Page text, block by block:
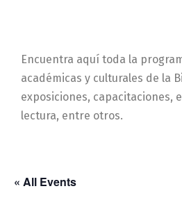
Encuentra aquí toda la
académicas y culturales de la
exposiciones, capacitaciones,
lectura, entre otros.
« All Events